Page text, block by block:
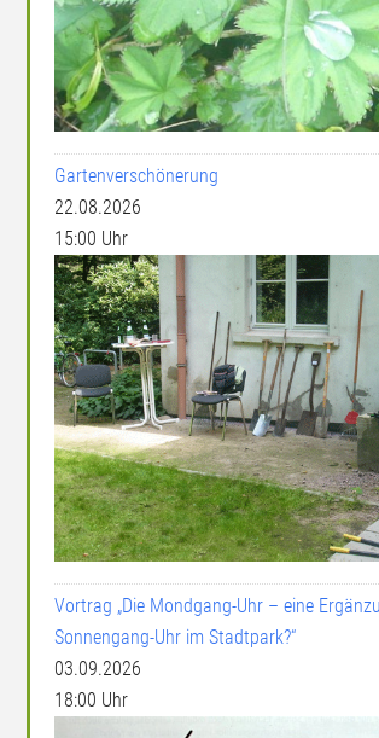
Gartenverschönerung
22.08.2026
15:00 Uhr
Vortrag „Die Mondgang-Uhr – eine
Sonnengang-Uhr im Stadtpark?“
03.09.2026
18:00 Uhr